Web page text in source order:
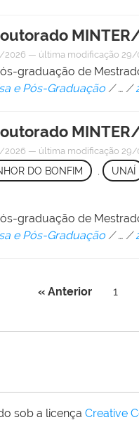
2026 — última modificação 29/
graduação de
e Pós-Graduação /…/
2026 — última modificação 29/
DO BONFIM UNAÍ
graduação de
e Pós-Graduação /…/
« Anterior 1
sob a licença Creative